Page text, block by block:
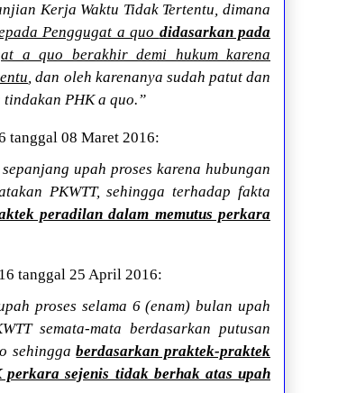
Kerja Waktu Tidak Tertentu, dimana
Penggugat a quo didasarkan pada
a quo berakhir demi hukum karena
, dan oleh karenanya sudah patut dan
tindakan PHK a quo.”
tanggal 08 Maret 2016:
upah proses karena hubungan
PKWTT, sehingga terhadap fakta
peradilan dalam memutus perkara
tanggal 25 April 2016:
proses selama 6 (enam) bulan upah
semata-mata berdasarkan putusan
sehinggaberdasarkan praktek-praktek
perkara sejenis tidak berhak atas upah